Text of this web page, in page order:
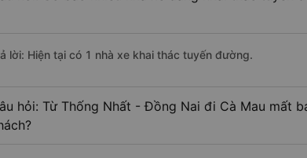
lời: Hiện tại có 1 nhà xe khai thác tuyến đường.
hỏi: Từ Thống Nhất - Đồng Nai đi Cà Mau mất